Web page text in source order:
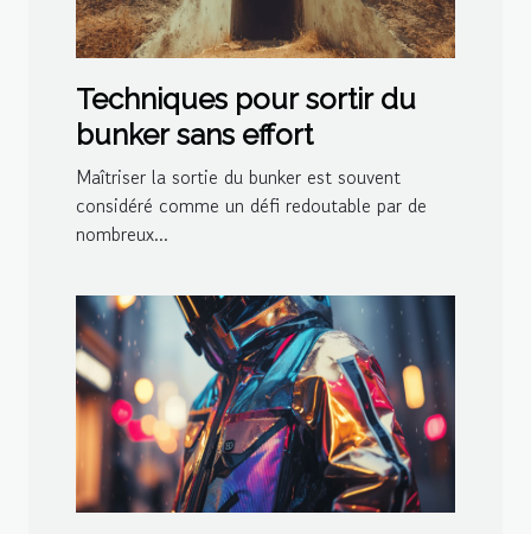
Techniques pour sortir du
bunker sans effort
Maîtriser la sortie du bunker est souvent
considéré comme un défi redoutable par de
nombreux...